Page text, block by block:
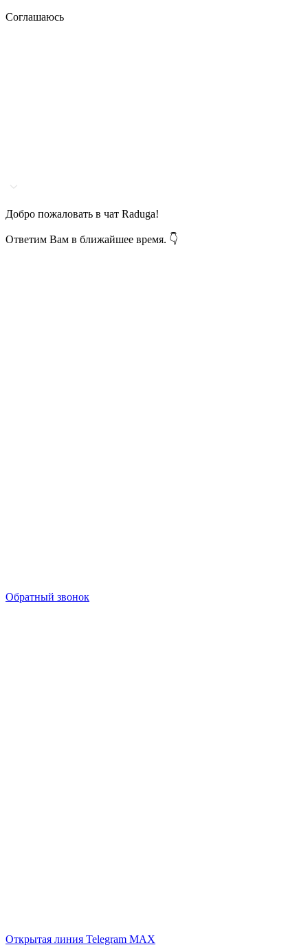
Соглашаюсь
Добро пожаловать в чат Raduga!
Ответим Вам в ближайшее время. 👇
Обратный звонок
Открытая линия Telegram MAX